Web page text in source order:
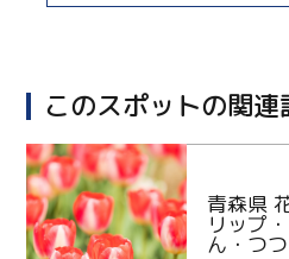
このスポットの関連
青森県
リップ
ん・つ